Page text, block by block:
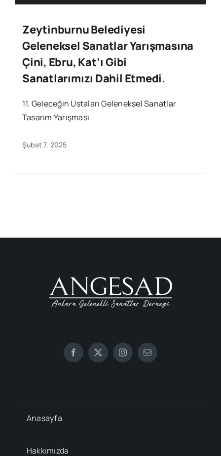
Zeytinburnu Belediyesi
Geleneksel Sanatlar Yarışmasına
Çini, Ebru, Kat’ı Gibi
Sanatlarımızı Dahil Etmedi.
11. Geleceğin Ustaları Geleneksel Sanatlar
Tasarım Yarışması
Şubat 7, 2025
Anasayfa
Hakkımızda